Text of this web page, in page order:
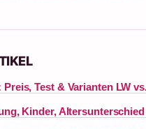
Preis, Test & Varianten LW
Kinder,